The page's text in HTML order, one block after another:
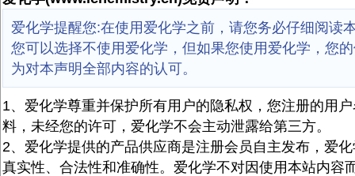
爱化学提醒您:在使用爱化学之前，请您务必仔细阅读
您可以选择不使用爱化学，但如果您使用爱化学，您
为对本声明全部内容的认可。
1、爱化学尊重并保护所有用户的隐私权，您注册的用
料，未经您的许可，爱化学不会主动泄露给第三方。
2、爱化学提供的产品供应商是注册会员自主发布，爱
真实性、合法性和准确性。爱化学不对因使用本站内容